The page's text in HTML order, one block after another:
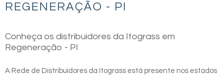
REGENERAÇÃO - PI
Conheça os distribuidores da Itograss em
Regeneração - PI
A Rede de Distribuidores da Itograss está presente nos estados